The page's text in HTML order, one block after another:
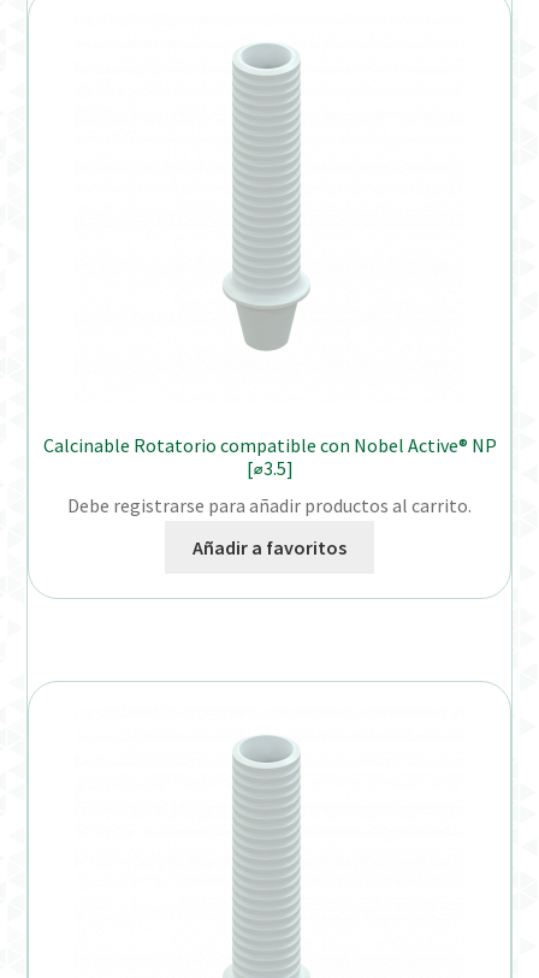
Calcinable Rotatorio compatible con Nobel Active® NP
[⌀3.5]
Debe registrarse para añadir productos al carrito.
Añadir a favoritos